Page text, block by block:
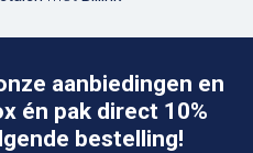
aanbiedingen en
én pak direct 10%
bestelling!